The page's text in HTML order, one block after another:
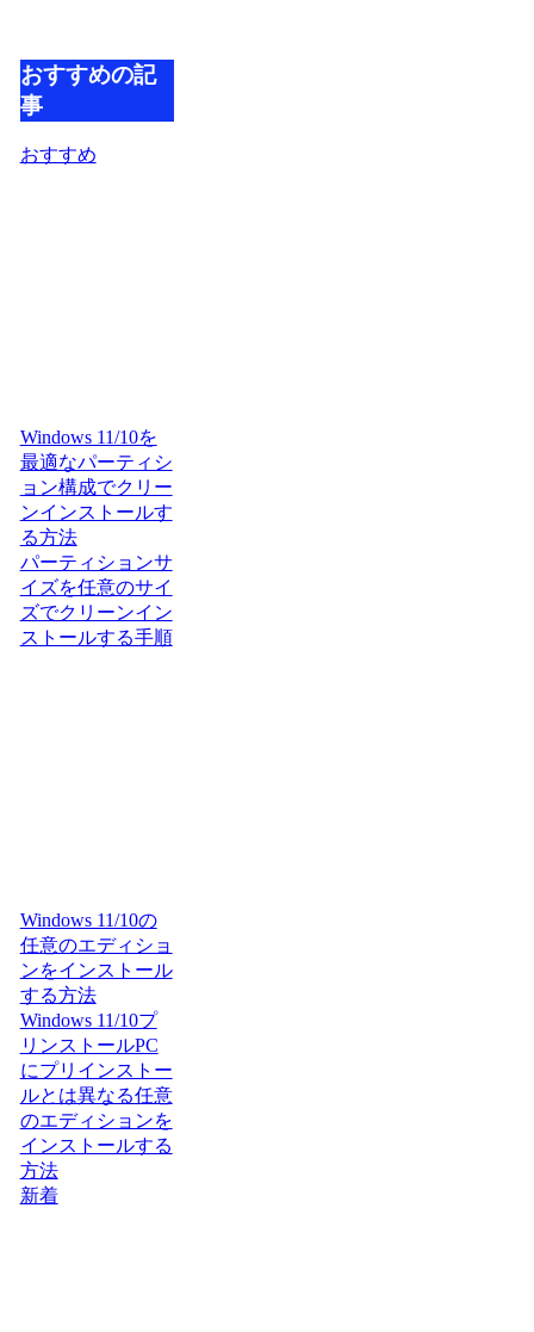
おすすめの記
事
おすすめ
Windows 11/10を
最適なパーティシ
ョン構成でクリー
ンインストールす
る方法
パーティションサ
イズを任意のサイ
ズでクリーンイン
ストールする手順
Windows 11/10の
任意のエディショ
ンをインストール
する方法
Windows 11/10プ
リンストールPC
にプリインストー
ルとは異なる任意
のエディションを
インストールする
方法
新着